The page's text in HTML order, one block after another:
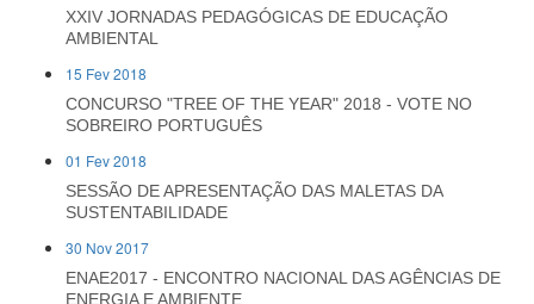
XXIV JORNADAS PEDAGÓGICAS DE EDUCAÇÃO
AMBIENTAL
15 Fev 2018
CONCURSO "TREE OF THE YEAR" 2018 - VOTE NO
SOBREIRO PORTUGUÊS
01 Fev 2018
SESSÃO DE APRESENTAÇÃO DAS MALETAS DA
SUSTENTABILIDADE
30 Nov 2017
ENAE2017 - ENCONTRO NACIONAL DAS AGÊNCIAS DE
ENERGIA E AMBIENTE